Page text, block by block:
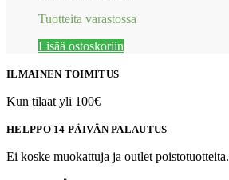
Tuotteita varastossa
Lisää ostoskoriin
ILMAINEN TOIMITUS
Kun tilaat yli 100€
HELPPO 14 PÄIVÄN PALAUTUS
Ei koske muokattuja ja outlet poistotuotteita.